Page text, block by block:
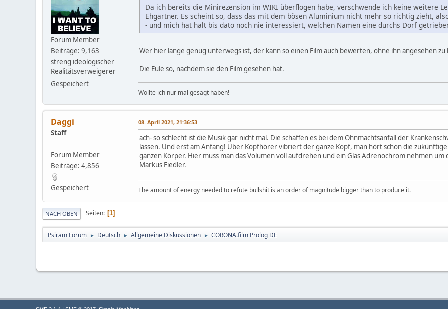
Forum Member
Beiträge: 9,163
streng ideologischer
Realitätsverweigerer
Gespeichert
Da ich bereits die Minirezension im WIKI überflogen habe, verschwende ich keine weitere
Ehgartner. Es scheint so, dass das mit dem bösen Aluminium nicht mehr so richtig zieht,
- und mich hat halt bis dato noch nie interessiert, welchen Namen eine durchs Dorf
Wer hier lange genug unterwegs ist, der kann so einen Film auch bewerten, ohne ihn angesehen zu
Die Eule so, nachdem sie den Film gesehen hat.
Wollte ich nur mal gesagt haben!
Daggi
Staff
Forum Member
Beiträge: 4,856
Gespeichert
08. April 2021, 21:36:53
ach- so schlecht ist die Musik gar nicht mal. Die schaffen es bei dem Ohnmachtsanfall der
lassen. Und erst am Anfang! Über Kopfhörer vibriert der ganze Kopf, man hört schon die
ganzen Körper. Hier muss man das Volumen voll aufdrehen und ein Glas Adrenochrom nehmen
Markus Fiedler.
The amount of energy needed to refute bullshit is an order of magnitude bigger than to produce it.
NACH OBEN Seiten 1
Psiram Forum ► Deutsch ► Allgemeine Diskussionen ► CORONA.film Prolog DE